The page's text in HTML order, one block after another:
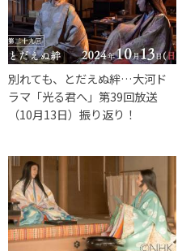
別れても、とだえぬ絆…大河ド
ラマ「光る君へ」第39回放送
（10月13日）振り返り！